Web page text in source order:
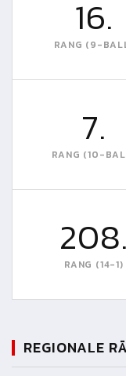
16.
RANG (9-
7.
RANG (10-
208.
RANG (14-1)
REGIONALE